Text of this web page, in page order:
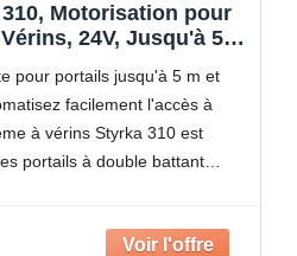
Motorisation pour
24V, Jusqu'à 5m
Automatisme de Portail
sur Obstacle, 2
pour portails jusqu'à 5 m et
facilement l'accès à
à vérins Styrka 310 est
portails à double battant